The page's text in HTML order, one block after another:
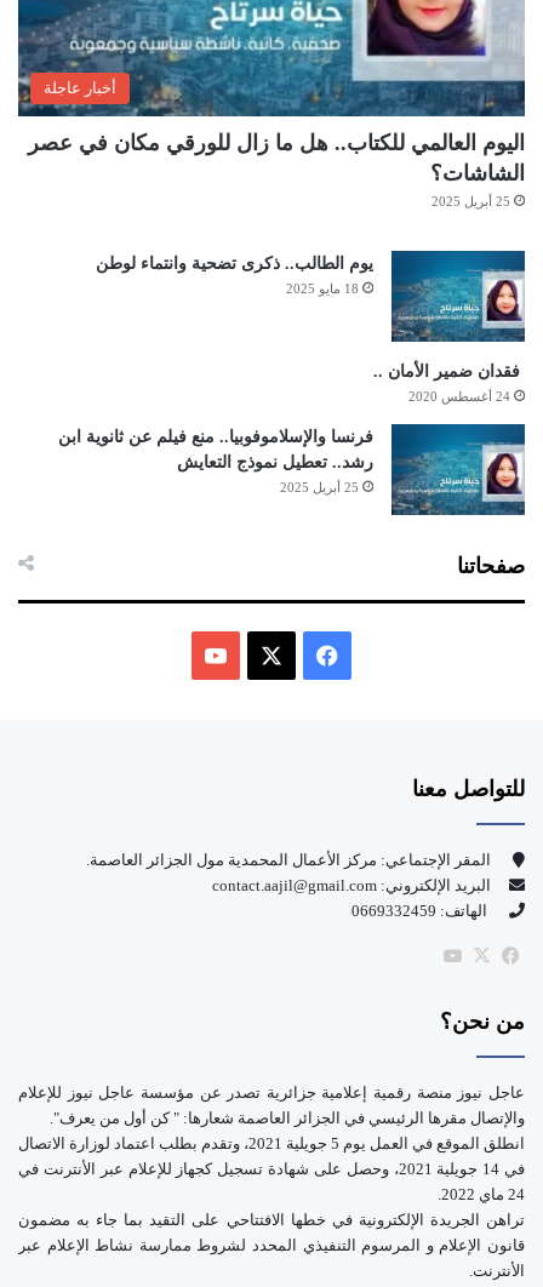
أخبار عاجلة
اليوم العالمي للكتاب.. هل ما زال للورقي مكان في عصر
الشاشات؟
25 أبريل 2025
يوم الطالب.. ذكرى تضحية وانتماء لوطن
18 مايو 2025
فقدان ضمير الأمان ..
24 أغسطس 2020
فرنسا والإسلاموفوبيا.. منع فيلم عن ثانوية ابن
رشد.. تعطيل نموذج التعايش
25 أبريل 2025
صفحاتنا
و
ك
للتواصل معنا
المقر الإجتماعي: مركز الأعمال المحمدية مول الجزائر العاصمة.
البريد الإلكتروني: contact.aajil@gmail.com
الهاتف: 0669332459
فيسبوك
‫X
من نحن؟
عاجل نيوز منصة رقمية إعلامية جزائرية تصدر عن مؤسسة عاجل نيوز للإعلام
والإتصال مقرها الرئيسي في الجزائر العاصمة شعارها: " كن أول من يعرف".
انطلق الموقع في العمل يوم 5 جويلية 2021، وتقدم بطلب اعتماد لوزارة الاتصال
في 14 جويلية 2021، وحصل على شهادة تسجيل كجهاز للإعلام عبر الأنترنت في
24 ماي 2022.
تراهن الجريدة الإلكترونية في خطها الافتتاحي على التقيد بما جاء به مضمون
قانون الإعلام و المرسوم التنفيذي المحدد لشروط ممارسة نشاط الإعلام عبر
الأنترنت.